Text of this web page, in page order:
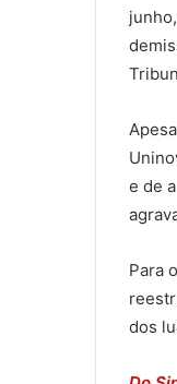
e de
Para
dos